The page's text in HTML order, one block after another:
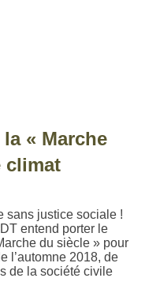
« Marche
climat
sans justice sociale !
entend porter le
du siècle » pour
l’automne 2018, de
de la société civile